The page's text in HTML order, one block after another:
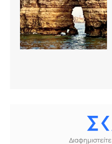
Διαφημιστείτε